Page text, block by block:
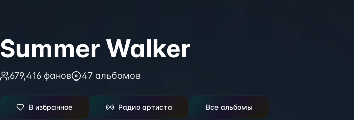
Summer Walker
679,416 фанов 47 альбомов
В избранное Радио артиста Все альбомы